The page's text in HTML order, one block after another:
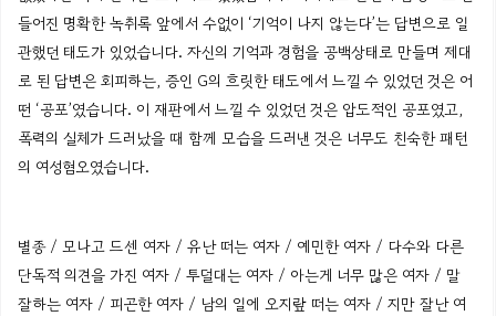
들어진 명확한녹취록 앞에서 수없이 ‘기억이 나지 않는다’는 답변으로 일
관했던 태도가 있었습니다. 자신의 기억과 경험을 공백상태로 만들며 제대
로 된 답변은 회피하는, 증인 G의 흐릿한 태도에서 느낄 수 있었던 것은 어
떤 ‘공포’였습니다. 이 재판에서 느낄 수 있었던 것은 압도적인 공포였고,
폭력의 실체가 드러났을 때 함께 모습을 드러낸 것은 너무도 친숙한 패턴
의 여성혐오였습니다.
별종 / 모나고 드센 여자 / 유난 떠는 여자 / 예민한 여자 / 다수와 다른
단독적 의견을 가진 여자 / 투덜대는 여자 / 아는게 너무 많은 여자 / 말
잘하는 여자 / 피곤한 여자 / 남의 일에 오지랖 떠는 여자 / 지만 잘난 여